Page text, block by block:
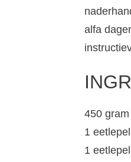
alfa
450
1
1